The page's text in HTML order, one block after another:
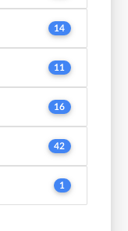
14
11
16
42
1